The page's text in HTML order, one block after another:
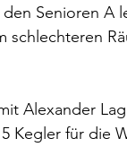
Senioren
schlechteren
Alexander
Kegler für die